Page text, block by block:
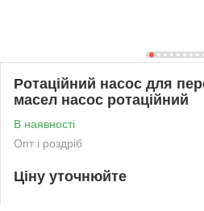
Ротаційний насос для
масел насос ротаційний
В наявності
Опт і роздріб
Ціну уточнюйте